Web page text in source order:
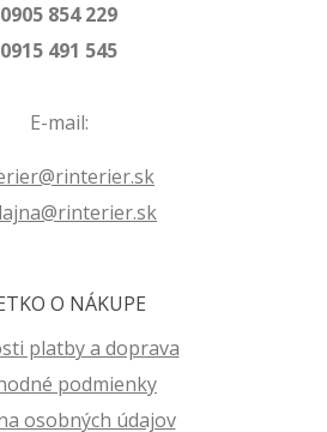
0905 854 229
0915 491 545
E-mail:
O NÁKUPE
platby a doprava
podmienky
osobných údajov